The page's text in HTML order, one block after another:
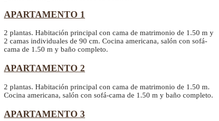
APARTAMENTO 1
2 plantas. Habitación principal con cama de matrimonio de 1.50 m y
2 camas individuales de 90 cm. Cocina americana, salón con sofá-
cama de 1.50 m y baño completo.
APARTAMENTO 2
2 plantas. Habitación principal con cama de matrimonio de 1.50 m.
Cocina americana, salón con sofá-cama de 1.50 m y baño completo.
APARTAMENTO 3